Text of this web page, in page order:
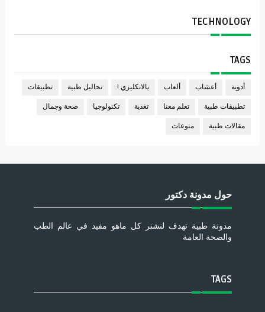
TECHNOLOGY
TAGS
أدوية أعشاب ألعاب بالانكليزي ! تحاليل طبية تطبيقات
تطبيقات طبية تعلم معنا تغذية تكنولوجيا صحة وجمال
مقالات طبية منوعات
حول مدونة دكتور
مدونة طبية تهدف لنشنر كل ماهو مفيد في عالم الطب
والصحة العامة
TAGS